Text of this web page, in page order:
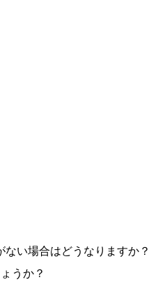
い場合はどうなりますか？
うか？